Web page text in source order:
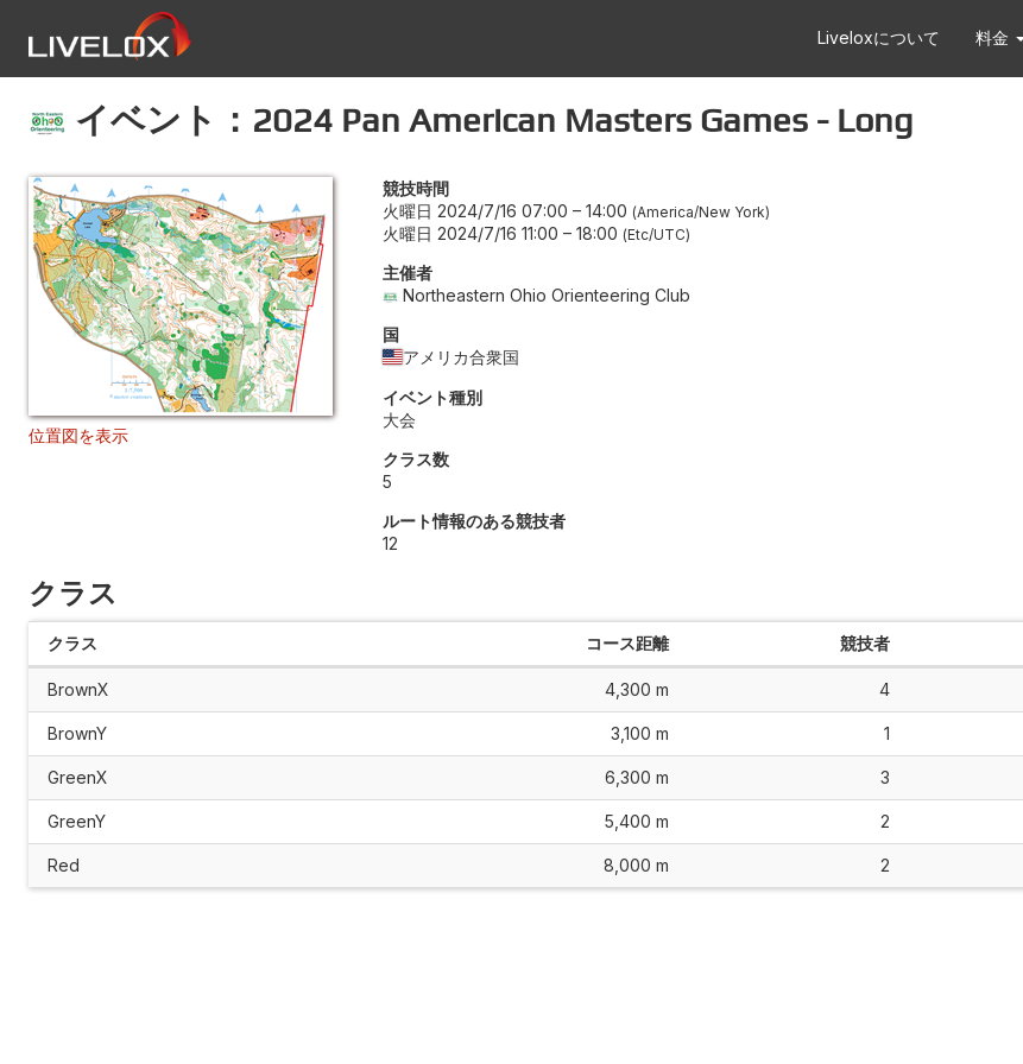
Liveloxについて 料金
イベント：2024 Pan American Masters Games - Long
位置図を表示
競技時間
火曜日 2024/7/16 07:00 – 14:00 America/New York
火曜日 2024/7/16 11:00 – 18:00 Etc/UTC
主催者
Northeastern Ohio Orienteering Club
国
アメリカ合衆国
イベント種別
大会
クラス数
5
ルート情報のある競技者
12
クラス
クラス コース距離 競技者
BrownX 4,300 m 4
BrownY 3,100 m 1
GreenX 6,300 m 3
GreenY 5,400 m 2
Red 8,000 m 2